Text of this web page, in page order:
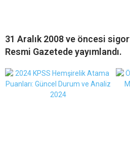
31 Aralık 2008 ve öncesi
Resmi Gazetede yayımlandı.